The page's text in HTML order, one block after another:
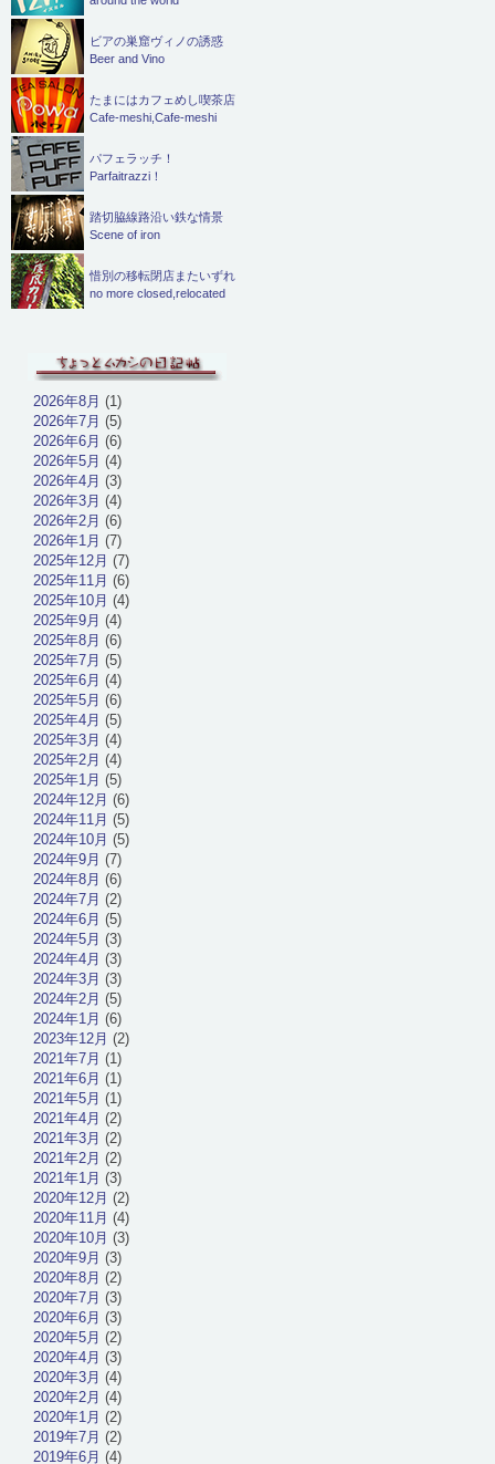
ビアの巣窟ヴィノの誘惑
Beer and Vino
たまにはカフェめし喫茶店
Cafe-meshi,Cafe-meshi
パフェラッチ！
Parfaitrazzi！
踏切脇線路沿い鉄な情景
Scene of iron
惜別の移転閉店またいずれ
no more closed,relocated
2026年8月 (1)
2026年7月 (5)
2026年6月 (6)
2026年5月 (4)
2026年4月 (3)
2026年3月 (4)
2026年2月 (6)
2026年1月 (7)
2025年12月 (7)
2025年11月 (6)
2025年10月 (4)
2025年9月 (4)
2025年8月 (6)
2025年7月 (5)
2025年6月 (4)
2025年5月 (6)
2025年4月 (5)
2025年3月 (4)
2025年2月 (4)
2025年1月 (5)
2024年12月 (6)
2024年11月 (5)
2024年10月 (5)
2024年9月 (7)
2024年8月 (6)
2024年7月 (2)
2024年6月 (5)
2024年5月 (3)
2024年4月 (3)
2024年3月 (3)
2024年2月 (5)
2024年1月 (6)
2023年12月 (2)
2021年7月 (1)
2021年6月 (1)
2021年5月 (1)
2021年4月 (2)
2021年3月 (2)
2021年2月 (2)
2021年1月 (3)
2020年12月 (2)
2020年11月 (4)
2020年10月 (3)
2020年9月 (3)
2020年8月 (2)
2020年7月 (3)
2020年6月 (3)
2020年5月 (2)
2020年4月 (3)
2020年3月 (4)
2020年2月 (4)
2020年1月 (2)
2019年7月 (2)
2019年6月 (4)